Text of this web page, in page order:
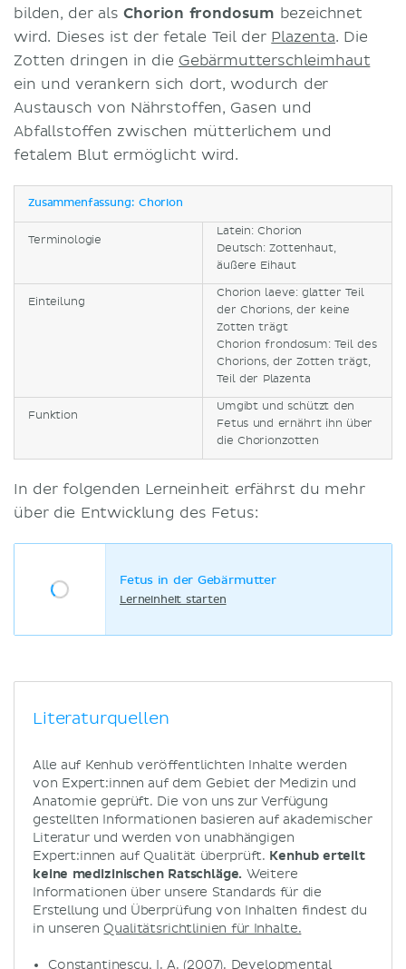
bilden, der alsChorion frondosum bezeichnet
wird. Dieses ist der fetale Teil der Plazenta. Die
Zotten dringen in die Gebärmutterschleimhaut
ein und verankern sich dort, wodurch der
Austausch von Nährstoffen, Gasen und
Abfallstoffen zwischen mütterlichem und
fetalem Blut ermöglicht wird.
Zusammenfassung: Chorion
Terminologie
Latein: Chorion
Deutsch: Zottenhaut,
äußere Eihaut
Einteilung
Chorion laeve: glatter Teil
der Chorions, der keine
Zotten trägt
Chorion frondosum: Teil des
Chorions, der Zotten trägt,
Teil der Plazenta
Funktion
Umgibt und schützt den
Fetus und ernährt ihn über
die Chorionzotten
In der folgenden Lerneinheit erfährst du mehr
über die Entwicklung des Fetus:
Fetus in der Gebärmutter
Lerneinheit starten
Literaturquellen
Alle auf Kenhub veröffentlichten Inhalte werden
von Expert:innen auf dem Gebiet der Medizin und
Anatomie geprüft. Die von uns zur Verfügung
gestellten Informationen basieren auf akademischer
Literatur und werden von unabhängigen
Expert:innen auf Qualität überprüft. Kenhub erteilt
keine medizinischen Ratschläge. Weitere
Informationen über unsere Standards für die
Erstellung und Überprüfung von Inhalten findest du
in unseren Qualitätsrichtlinien für Inhalte.
Constantinescu, I. A. (2007). Developmental